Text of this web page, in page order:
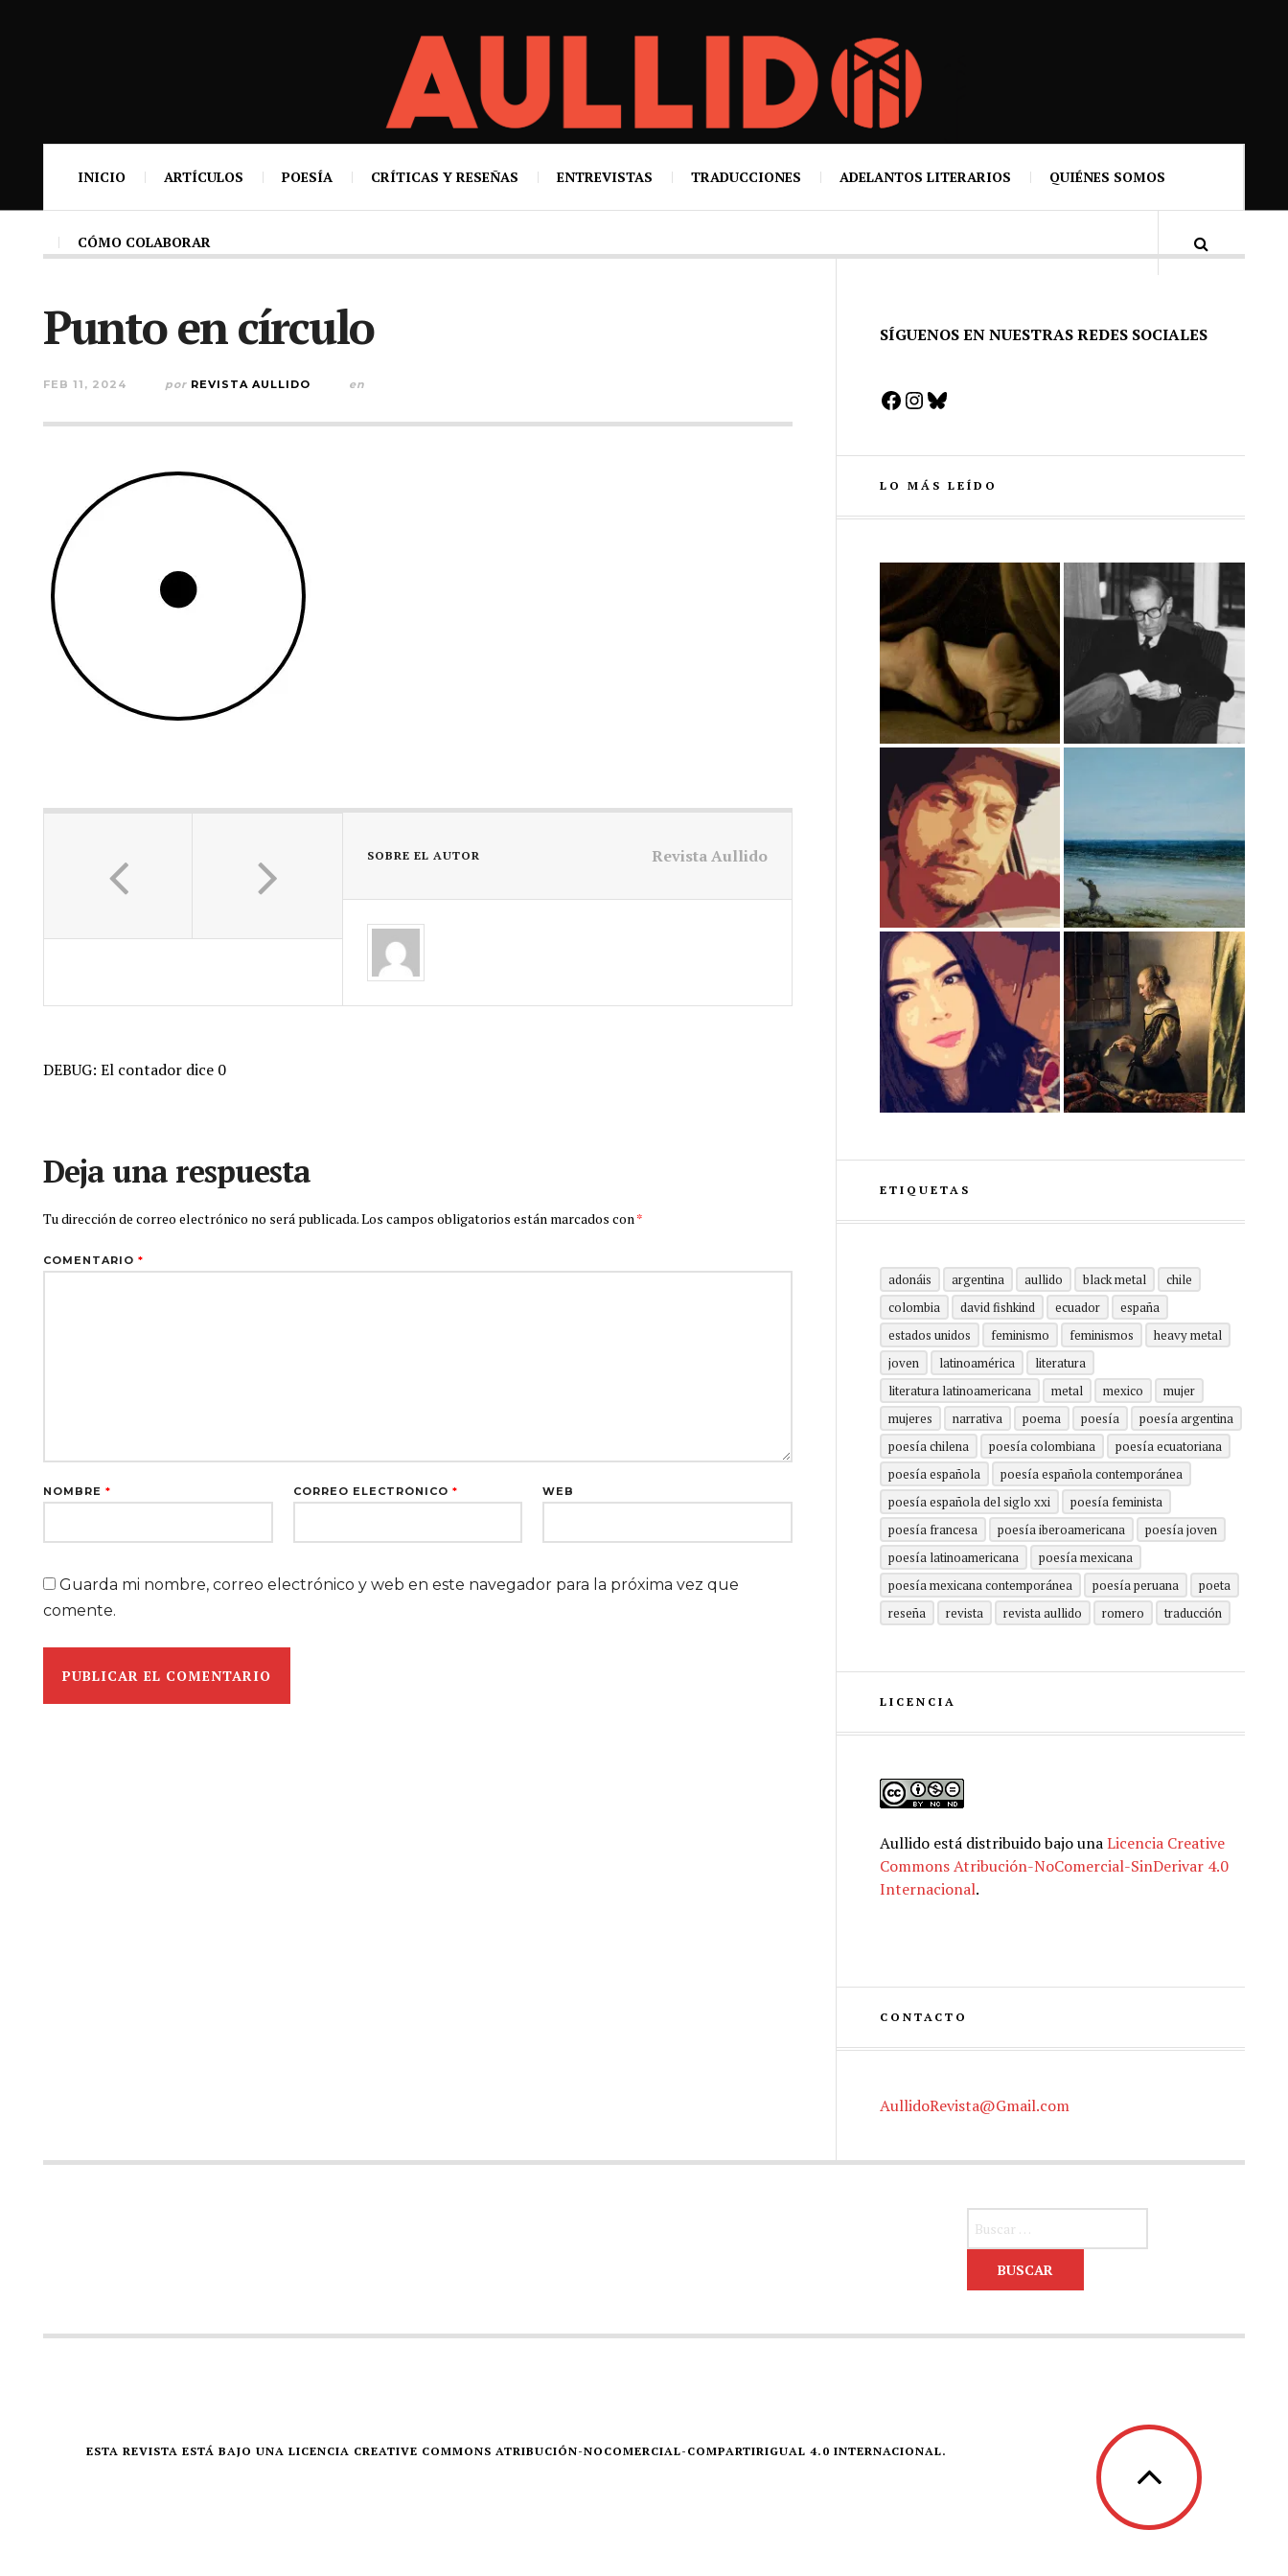
INICIO ARTÍCULOS POESÍA CRÍTICAS Y RESEÑAS ENTREVISTAS TRADUCCIONES ADELANTOS LITERARIOS QUIÉNES SOMOS
CÓMO COLABORAR
Punto en círculo
FEB 11, 2024 por REVISTA AULLIDO en
SOBRE EL AUTOR Revista Aullido
DEBUG: El contador dice 0
Deja una respuesta
Tu dirección de correo electrónico no será publicada.Los campos obligatorios están marcados con*
COMENTARIO *
NOMBRE * CORREO ELECTRÓNICO * WEB
Guarda mi nombre, correo electrónico y web en este navegador para la próxima vez que
comente.
SÍGUENOS EN NUESTRAS REDES SOCIALES
Facebook
Instagram
Bluesky
LO MÁS LEÍDO
ETIQUETAS
adonáis argentina aullido black metal
chile
colombia
david fishkind ecuador
españa
estados unidos
feminismo feminismos
heavy metal
joven
latinoamérica
literatura
literatura latinoamericana
metal mexico
mujer
mujeres
narrativa poema poesía
poesía argentina
poesía chilena
poesía colombiana
poesía ecuatoriana
poesía española
poesía española contemporánea
poesía española del siglo xxi
poesía feminista
poesía francesa
poesía iberoamericana
poesía joven
poesía latinoamericana
poesía mexicana
poesía mexicana contemporánea
poesía peruana
poeta
reseña
revista revista aullido romero traducción
LICENCIA
Aullidoestá distribuido bajo unaLicencia Creative
Commons Atribución-NoComercial-SinDerivar 4.0
Internacional.
CONTACTO
AullidoRevista@Gmail.com
ESTA REVISTA ESTÁ BAJO UNA LICENCIA CREATIVE COMMONS ATRIBUCIÓN-NOCOMERCIAL-COMPARTIRIGUAL 4.0 INTERNACIONAL.